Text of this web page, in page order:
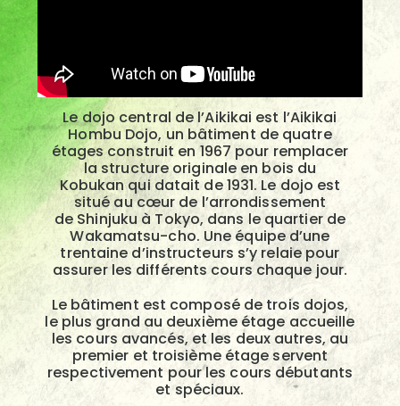
Le dojo central de l’Aikikai est l’Aikikai
Hombu Dojo, un bâtiment de quatre
étages construit en1967 pour remplacer
la structure originale en bois du
Kobukan qui datait de 1931. Le dojo est
situé au cœur de l’arrondissement
de Shinjukuà Tokyo, dans le quartier de
Wakamatsu-cho. Une équipe d’une
trentaine d’instructeurs s’y relaie pour
assurer les différents courschaque jour.
Le bâtiment est composé de trois dojos,
le plus grand au deuxième étage accueille
les cours avancés, et les deux autres, au
premier et troisième étage servent
respectivement pour les cours débutants
et spéciaux.